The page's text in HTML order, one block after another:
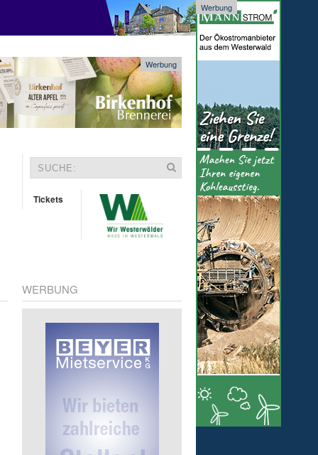
Werbung
Werbung
Tickets
WERBUNG